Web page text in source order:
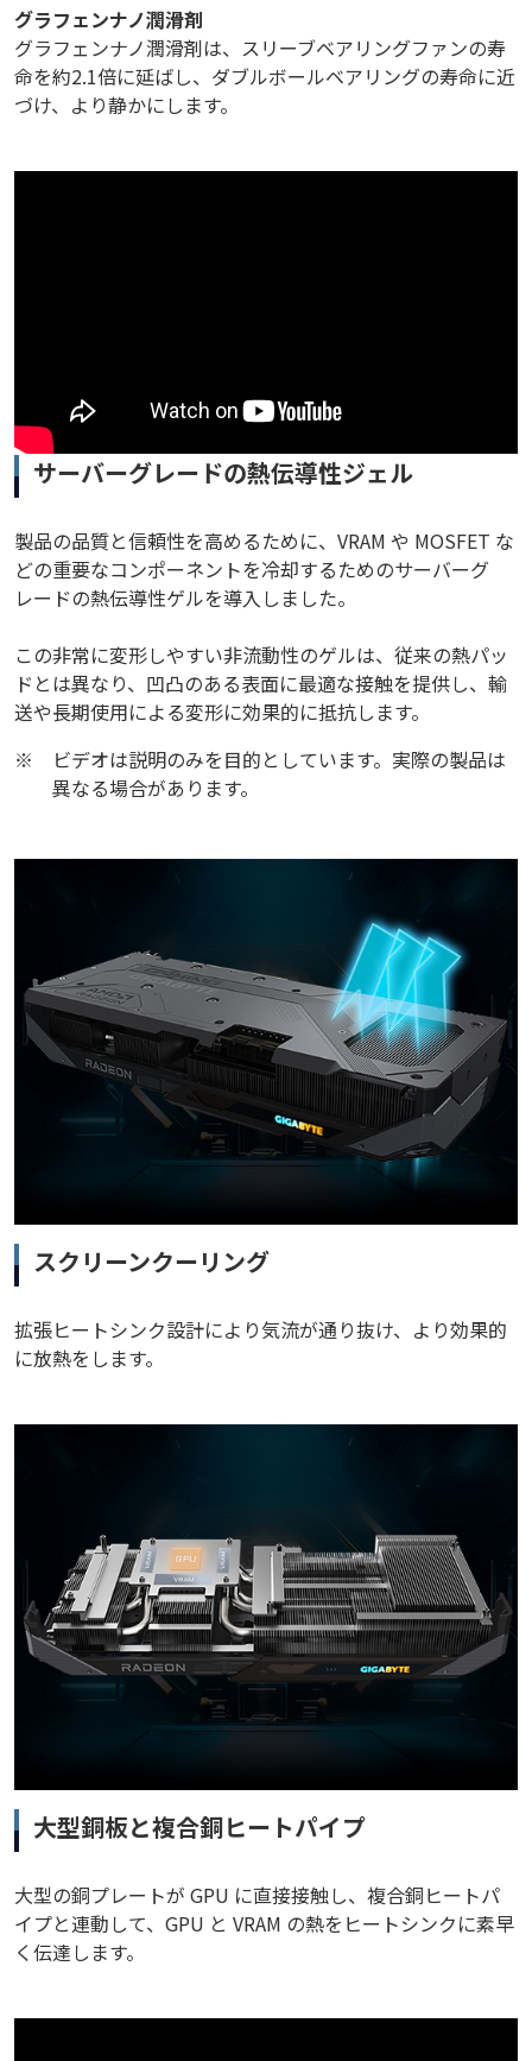
グラフェンナノ潤滑剤
グラフェンナノ潤滑剤は、スリーブベアリングファンの寿
命を約2.1倍に延ばし、ダブルボールベアリングの寿命に近
づけ、より静かにします。
サーバーグレードの熱伝導性ジェル
製品の品質と信頼性を高めるために、VRAM や MOSFET な
どの重要なコンポーネントを冷却するためのサーバーグ
レードの熱伝導性ゲルを導入しました。
この非常に変形しやすい非流動性のゲルは、従来の熱パッ
ドとは異なり、凹凸のある表面に最適な接触を提供し、輸
送や長期使用による変形に効果的に抵抗します。
※
ビデオは説明のみを目的としています。実際の製品は
異なる場合があります。
スクリーンクーリング
拡張ヒートシンク設計により気流が通り抜け、より効果的
に放熱をします。
大型銅板と複合銅ヒートパイプ
大型の銅プレートが GPU に直接接触し、複合銅ヒートパ
イプと連動して、GPU と VRAM の熱をヒートシンクに素早
く伝達します。